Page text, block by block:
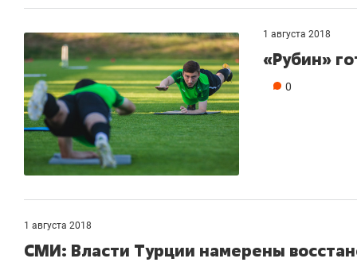
1 августа 2018
«Рубин»
0
1 августа 2018
СМИ: Власти Турции намерены